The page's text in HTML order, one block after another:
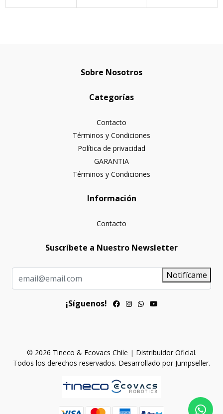
Sobre Nosotros
Categorías
Contacto
Términos y Condiciones
Política de privacidad
GARANTIA
Términos y Condiciones
Información
Contacto
Suscríbete a Nuestro Newsletter
Notifícame
¡Síguenos!
© 2026 Tineco & Ecovacs Chile | Distribuidor Oficial.
Todos los derechos reservados. Desarrollado por Jumpseller.